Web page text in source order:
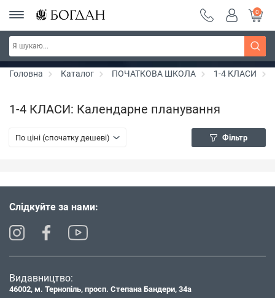
РОЗПРОДАЖ ~ 150 грн ~ 200 грн ~ 250 грн ~
300 грн ~ РОЗПРОДАЖ
Дізнатись більше
0
Головна Каталог ПОЧАТКОВА ШКОЛА 1-4 КЛАСИ
1-4 КЛАСИ: Календарне планування
По ціні (спочатку дешеві) Фільтр
Слідкуйте за нами:
Видавництво:
46002, м. Тернопіль, просп. Степана Бандери, 34а